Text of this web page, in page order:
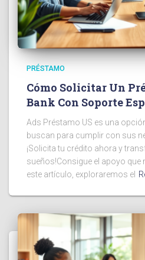
PRÉSTAMO
Cómo Solicitar Un
Bank Con Soporte
Ads Préstamo US es una
buscan para cumplir con sus
¡Solicita tu crédito ahora y
sueños!Consigue el apoyo que
este artículo, exploraremos el